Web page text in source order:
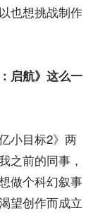
也想挑战制作
启航》这么一
小目标2》两
之前的同事，
做个科幻叙事
望创作而成立